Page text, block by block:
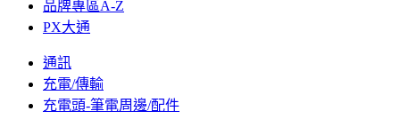
品牌專區A-Z
PX大通
通訊
充電/傳輸
充電頭-筆電周邊/配件